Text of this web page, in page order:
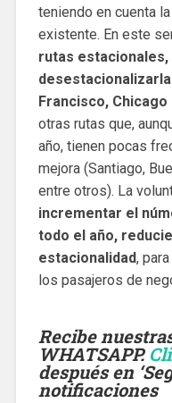
teniendo en cuenta
existente. En este
rutas
Francisco,
otras rutas que,
año, tienen pocas
mejora (Santiago,
entre otros). La
incrementar el
todo el año,
estacionalidad,
los pasajeros de
Recibe
WHATSAPP.
después en
notificaciones